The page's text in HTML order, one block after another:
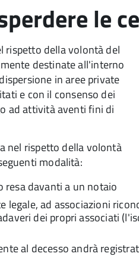
le
rispetto della volontà del
destinate all'interno
in aree private
e con il consenso dei
ad attività aventi fini di
nel rispetto della volontà
modalità:
davanti a un notaio
legale, ad associazioni
dei propri associati
al decesso andrà